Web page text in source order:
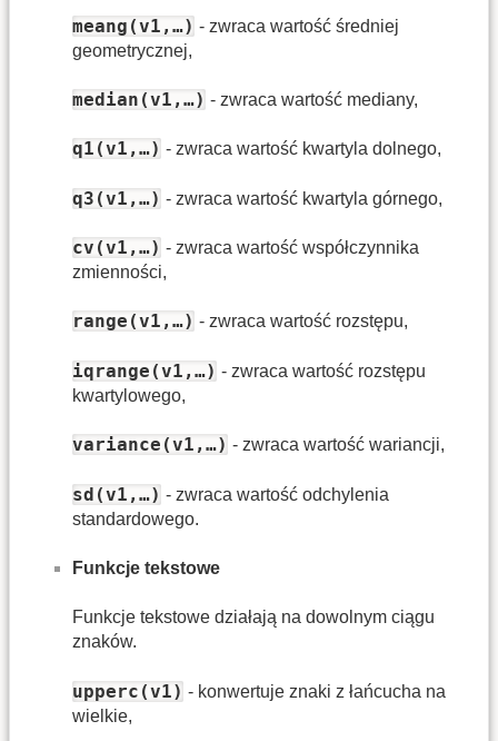
meang(v1,…) - zwraca wartość średniej
geometrycznej,
median(v1,…) - zwraca wartość mediany,
q1(v1,…) - zwraca wartość kwartyla dolnego,
q3(v1,…) - zwraca wartość kwartyla górnego,
cv(v1,…) - zwraca wartość współczynnika
zmienności,
range(v1,…) - zwraca wartość rozstępu,
iqrange(v1,…) - zwraca wartość rozstępu
kwartylowego,
variance(v1,…) - zwraca wartość wariancji,
sd(v1,…) - zwraca wartość odchylenia
standardowego.
Funkcje tekstowe
Funkcje tekstowe działają na dowolnym ciągu
znaków.
upperc(v1) - konwertuje znaki z łańcucha na
wielkie,